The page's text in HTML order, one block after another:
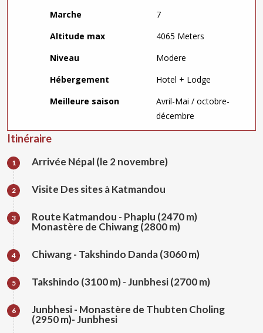
Marche
7
Altitude max
4065 Meters
Niveau
Modere
Hébergement
Hotel + Lodge
Meilleure saison
Avril-Mai / octobre-
décembre
Itinéraire
1 Arrivée Népal (le 2 novembre)
2 Visite Des sites à Katmandou
3
Route Katmandou - Phaplu (2470 m)
Monastère de Chiwang (2800 m)
4 Chiwang - Takshindo Danda (3060 m)
5 Takshindo (3100 m) - Junbhesi (2700 m)
6
Junbhesi - Monastère de Thubten Choling
(2950 m)- Junbhesi